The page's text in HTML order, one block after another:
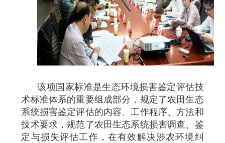
该项国家标准是生态环境损害鉴定评估技
术标准体系的重要组成部分，规定了农田生态
系统损害鉴定评估的内容、工作程序、方法和
技术要求，规范了农田生态系统损害调查、鉴
定与损失评估工作，在有效解决涉农环境纠